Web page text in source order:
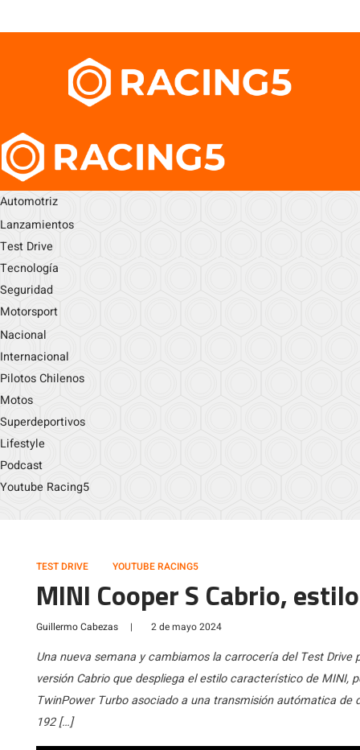
Automotriz
Lanzamientos
Test Drive
Tecnología
Seguridad
Motorsport
Nacional
Internacional
Pilotos Chilenos
Motos
Superdeportivos
Lifestyle
Podcast
Youtube Racing5
TEST DRIVE YOUTUBE RACING5
MINI Cooper S Cabrio,
Guillermo Cabezas | 2 de mayo 2024
Una nueva semana y cambiamos la carrocería del Test Drive
versión Cabrio que despliega el estilo característico de
TwinPower Turbo asociado a una transmisión autómatica
192 […]